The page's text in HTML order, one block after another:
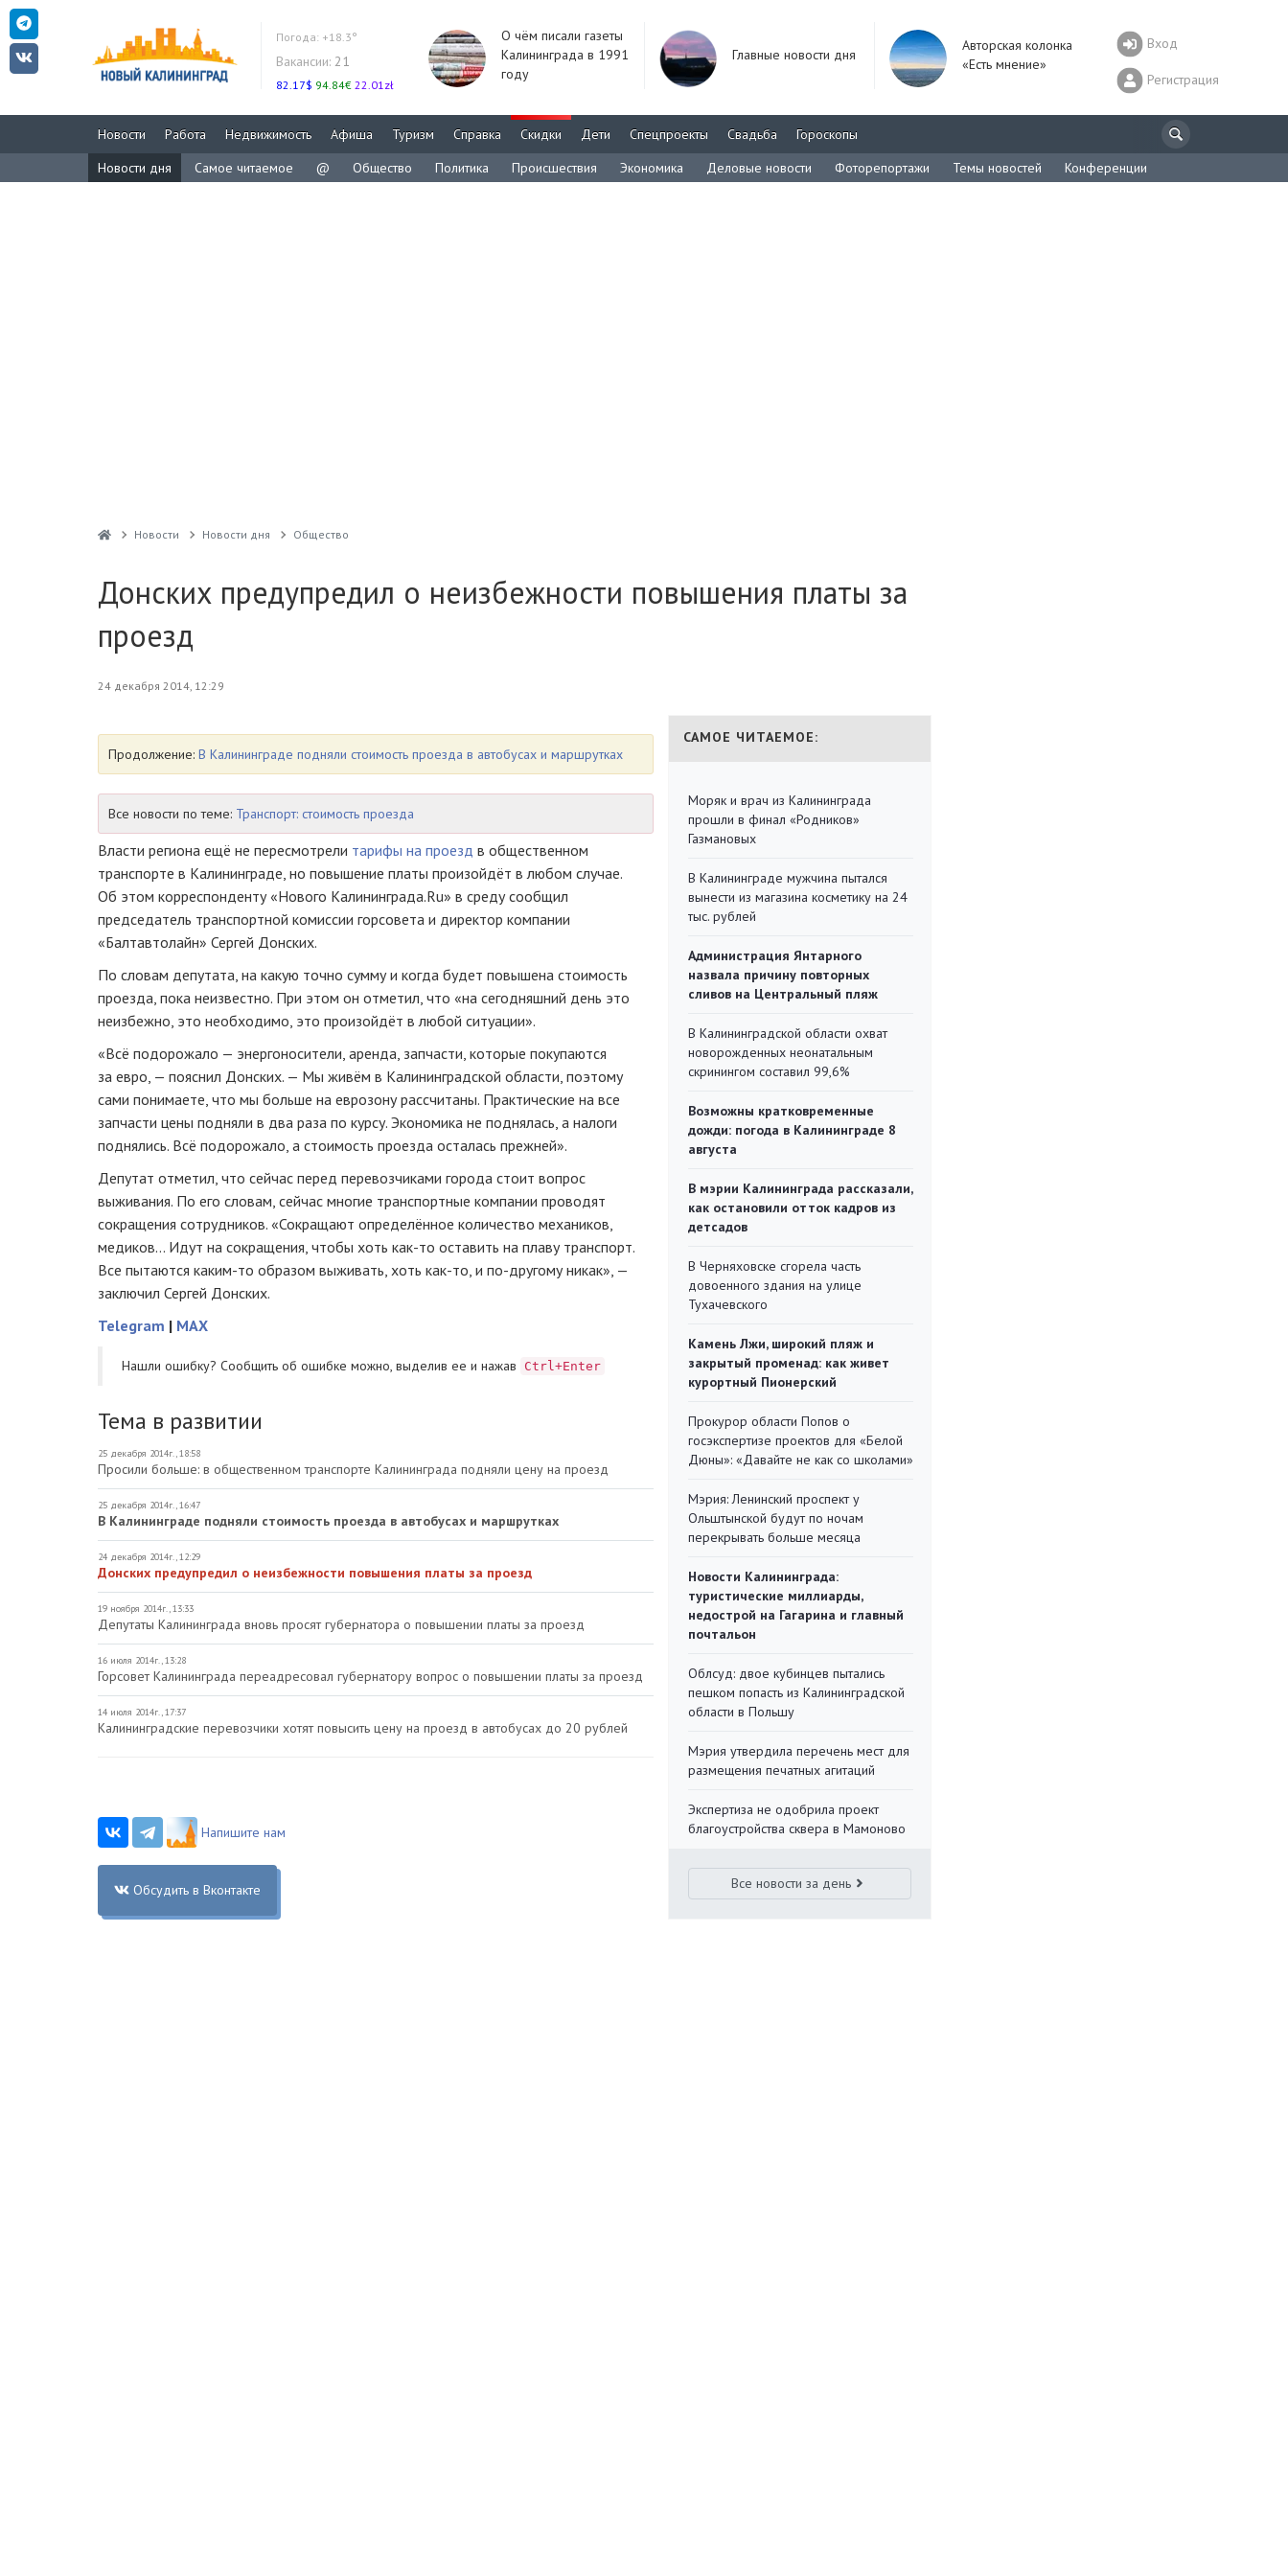
Погода: +18.3°
Вакансии: 21
82.17$ 94.84€ 22.01zł
О чём писали газеты
Калининграда в 1991
году
Главные новости дня
Авторская колонка
«Есть мнение»
Вход
Регистрация
Новости Работа Недвижимость Афиша Туризм Справка Скидки Дети Спецпроекты Свадьба
Гороскопы
Новости дня
Самое читаемое @ Общество Политика Происшествия Экономика Деловые новости Фоторепортажи Темы новостей Конференции
Новости Новости дня Общество
Донских предупредил о неизбежности повышения платы за
проезд
24 декабря 2014, 12:29
Продолжение: В Калининграде подняли стоимость проезда в автобусах и маршрутках
Все новости по теме: Транспорт: стоимость проезда
Власти региона ещё не пересмотрели тарифы на проезд в общественном
транспорте в Калининграде, но повышение платы произойдёт в любом случае.
Об этом корреспонденту «Нового Калининграда.Ru» в среду сообщил
председатель транспортной комиссии горсовета и директор компании
«Балтавтолайн» Сергей Донских.
По словам депутата, на какую точно сумму и когда будет повышена стоимость
проезда, пока неизвестно. При этом он отметил, что «на сегодняшний день это
неизбежно, это необходимо, это произойдёт в любой ситуации».
«Всё подорожало — энергоносители, аренда, запчасти, которые покупаются
за евро, — пояснил Донских. — Мы живём в Калининградской области, поэтому
сами понимаете, что мы больше на еврозону рассчитаны. Практические на все
запчасти цены подняли в два раза по курсу. Экономика не поднялась, а налоги
поднялись. Всё подорожало, а стоимость проезда осталась прежней».
Депутат отметил, что сейчас перед перевозчиками города стоит вопрос
выживания. По его словам, сейчас многие транспортные компании проводят
сокращения сотрудников. «Сокращают определённое количество механиков,
медиков… Идут на сокращения, чтобы хоть как-то оставить на плаву транспорт.
Все пытаются каким-то образом выживать, хоть как-то, и по-другомуникак», —
заключил Сергей Донских.
Telegram | MAX
Нашли ошибку? Cообщить об ошибке можно, выделив ее и нажав Ctrl+Enter
Тема в развитии
25 декабря 2014г., 18:58
Просили больше: в общественном транспорте Калининграда подняли цену на проезд
25 декабря 2014г., 16:47
В Калининграде подняли стоимость проезда в автобусах и маршрутках
24 декабря 2014г., 12:29
Донских предупредил о неизбежности повышения платы за проезд
19 ноября 2014г., 13:33
Депутаты Калининграда вновь просят губернатора о повышении платы за проезд
16 июля 2014г., 13:28
Горсовет Калининграда переадресовал губернатору вопрос о повышении платы за проезд
14 июля 2014г., 17:37
Калининградские перевозчики хотят повысить цену на проезд в автобусах до 20 рублей
Напишите нам
Обсудить в Вконтакте
САМОЕ ЧИТАЕМОЕ:
Моряк и врач из Калининграда
прошли в финал «Родников»
Газмановых
В Калининграде мужчина пытался
вынести из магазина косметику на 24
тыс. рублей
Администрация Янтарного
назвала причину повторных
сливов на Центральный пляж
В Калининградской области охват
новорожденных неонатальным
скринингом составил 99,6%
Возможны кратковременные
дожди: погода в Калининграде 8
августа
В мэрии Калининграда рассказали,
как остановили отток кадров из
детсадов
В Черняховске сгорела часть
довоенного здания на улице
Тухачевского
Камень Лжи, широкий пляж и
закрытый променад: как живет
курортный Пионерский
Прокурор области Попов о
госэкспертизе проектов для «Белой
Дюны»: «Давайте не как со школами»
Мэрия: Ленинский проспект у
Ольштынской будут по ночам
перекрывать больше месяца
Новости Калининграда:
туристические миллиарды,
недострой на Гагарина и главный
почтальон
Облсуд: двое кубинцев пытались
пешком попасть из Калининградской
области в Польшу
Мэрия утвердила перечень мест для
размещения печатных агитаций
Экспертиза не одобрила проект
благоустройства сквера в Мамоново
Все новости за день